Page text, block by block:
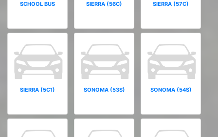
SCHOOL BUS SIERRA (56C) SIERRA (57C)
SIERRA (5C1) SONOMA (53S) SONOMA (54S)